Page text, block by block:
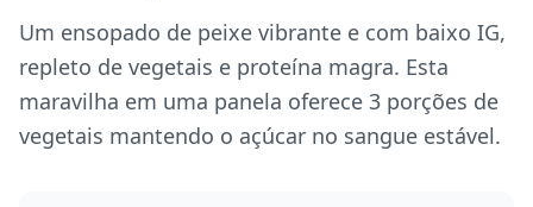
Um ensopado de peixe vibrante e com baixo IG,
repleto de vegetais e proteína magra. Esta
maravilha em uma panela oferece 3 porções de
vegetais mantendo o açúcar no sangue estável.